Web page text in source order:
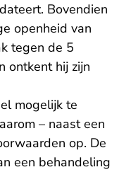
Bovendien
openheid van
tegen de 5
ontkent hij zijn
mogelijk te
– naast een
op. De
een behandeling